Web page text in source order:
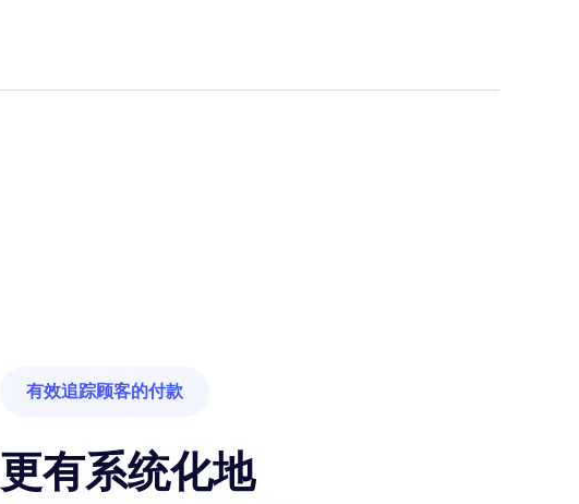
有效追踪顾客的付款
更有系统化地